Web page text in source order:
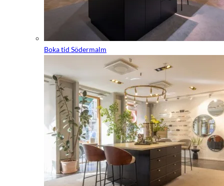
Boka tid Södermalm